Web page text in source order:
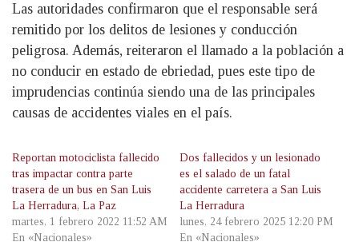
Las autoridades confirmaron que el responsable será
remitido por los delitos de lesiones y conducción
peligrosa. Además, reiteraron el llamado a la población a
no conducir en estado de ebriedad, pues este tipo de
imprudencias continúa siendo una de las principales
causas de accidentes viales en el país.
Reportan motociclista fallecido
tras impactar contra parte
trasera de un bus en San Luis
La Herradura, La Paz
martes, 1 febrero 2022 11:52 AM
En «Nacionales»
Dos fallecidos y un lesionado
es el salado de un fatal
accidente carretera a San Luis
La Herradura
lunes, 24 febrero 2025 12:20 PM
En «Nacionales»